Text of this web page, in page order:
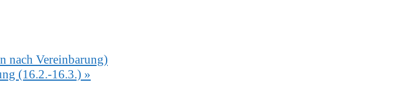
nach Vereinbarung)
(16.2.-16.3.) »